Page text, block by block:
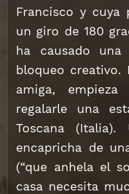
Francisco y cuya
un giro de 180
ha causado
bloqueo creativo.
amiga,
regalarle una
Toscana
encapricha de
(“que anhela el
casa necesita